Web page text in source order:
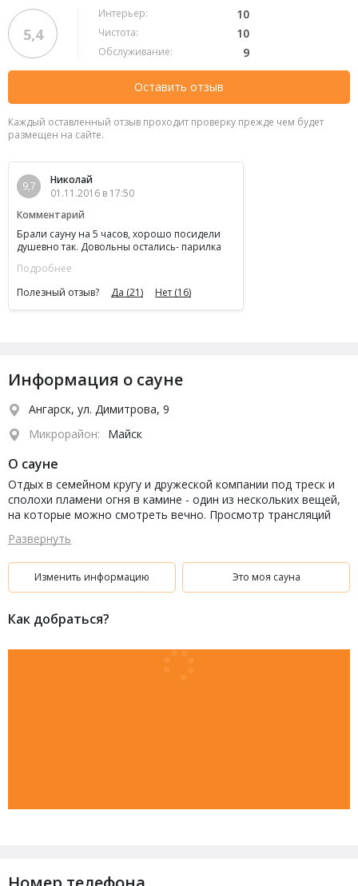
5,4
Интерьер: 10
Чистота: 10
Обслуживание: 9
Оставить отзыв
Каждый оставленный отзыв проходит проверку прежде чем будет
размещен на сайте.
9,7
Николай
01.11.2016 в 17:50
Комментарий
Брали сауну на 5 часов, хорошо посидели
душевно так. Довольны остались- парилка
Подробнее
Полезный отзыв?
Да (21) Нет (16)
Информация о сауне
Ангарск, ул. Димитрова, 9
Микрорайон:
Майск
О сауне
Отдых в семейном кругу и дружеской компании под треск и
сполохи пламени огня в камине - один из нескольких вещей,
на которые можно смотреть вечно. Просмотр трансляций
TV. Приготовить сочный шашлык на мангале. Возможность
проявить свой талант при исполнении любимых песен в
караоке. В спортивном азарте погонять шары на бильярде
(американка).
Развернуть
Изменить информацию Это моя сауна
Как добраться?